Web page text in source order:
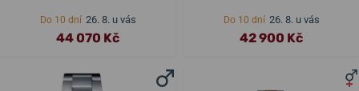
Do 10 dní 26. 8. u vás
44 070 Kč
Do 10 dní 26. 8. u vás
42 900 Kč